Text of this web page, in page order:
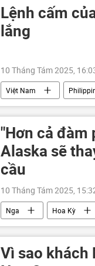
Sáp nhập DNR, LNR,
Lugansk
Lệnh cấm
lắng
10 Tháng Tám 2025,
Việt Nam
Kinh tế
"Hơn cả đàm
Alaska sẽ
cầu
10 Tháng Tám 2025,
Nga Hoa Kỳ
Donald Trump
Cuộc khủng hoảng ở Ukraina
Cuộc gặp giữa Vladimir
Vì sao khách